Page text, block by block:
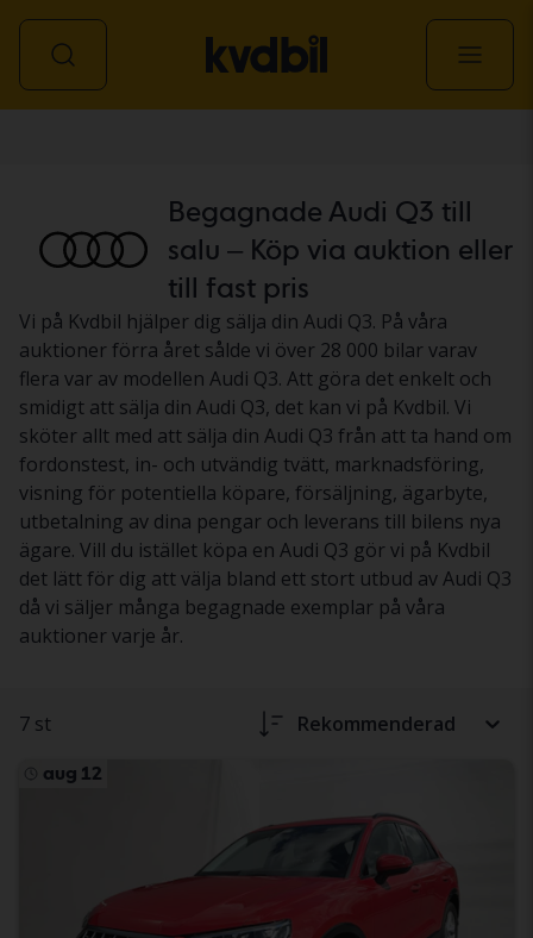
Begagnade Audi Q3 till
salu – Köp via auktion eller
till fast pris
Vi på Kvdbil hjälper dig sälja din Audi Q3. På våra
auktioner förra året sålde vi över 28 000 bilar varav
flera var av modellen Audi Q3. Att göra det enkelt och
smidigt att sälja din Audi Q3, det kan vi på Kvdbil. Vi
sköter allt med att sälja din Audi Q3 från att ta hand om
fordonstest, in- och utvändig tvätt, marknadsföring,
visning för potentiella köpare, försäljning, ägarbyte,
utbetalning av dina pengar och leverans till bilens nya
ägare. Vill du istället köpa en Audi Q3 gör vi på Kvdbil
det lätt för dig att välja bland ett stort utbud av Audi Q3
då vi säljer många begagnade exemplar på våra
auktioner varje år.
7 st Rekommenderad
aug 12